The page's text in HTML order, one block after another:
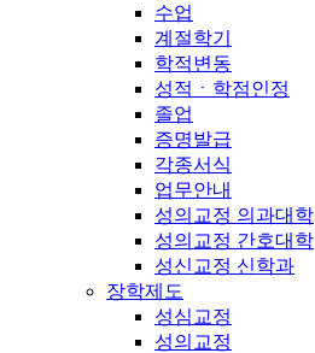
수업
계절학기
학적변동
성적ㆍ학점인정
졸업
증명발급
각종서식
업무안내
성의교정 의과대학
성의교정 간호대학
성신교정 신학과
장학제도
성심교정
성의교정